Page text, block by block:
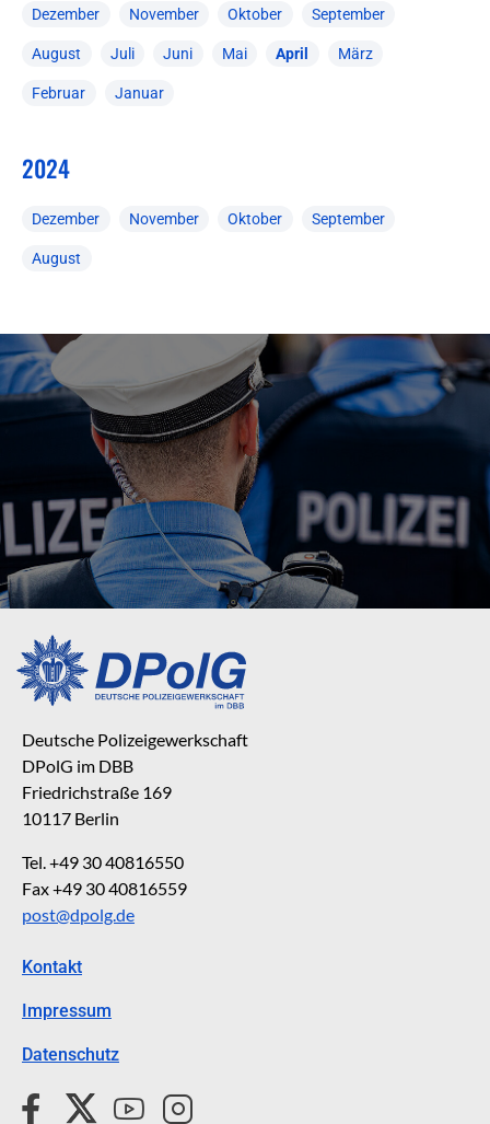
Dezember November Oktober September
August Juli Juni Mai April März
Februar Januar
2024
Dezember November Oktober September
August
Deutsche Polizeigewerkschaft
DPolG im DBB
Friedrichstraße 169
10117 Berlin
Tel. +49 30 40816550
Fax +49 30 40816559
post@dpolg.de
Kontakt
Impressum
Datenschutz